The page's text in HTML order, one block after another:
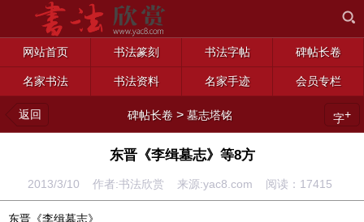
网站首页 书法篆刻 书法字帖 碑帖长卷
名家书法 书法资料 名家手迹 会员专栏
返回 碑帖长卷 >墓志塔铭 字+
东晋《李缉墓志》等8方
2013/3/10 作者:书法欣赏 来源:yac8.com 阅读： 17415
东晋《李缉墓志》